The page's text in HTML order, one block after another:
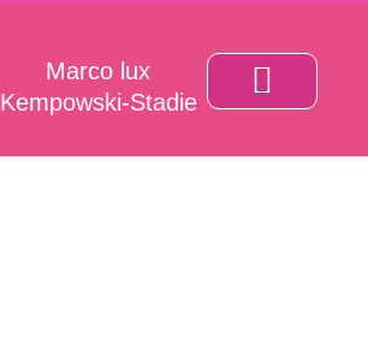
Marco lux
Kempowski-Stadie